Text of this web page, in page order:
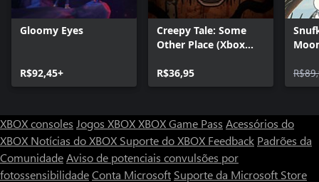
Gloomy Eyes
R$92,45+
Creepy Tale: Some
Other Place (Xbox
R$36,95
XBOX consoles Jogos XBOXXBOX Game Pass Acessórios do
XBOX Notícias do XBOX Suporte do XBOX Feedback Padrões da
ComunidadeAviso de potenciais convulsões por
fotossensibilidadeConta Microsoft Suporte da Microsoft Store